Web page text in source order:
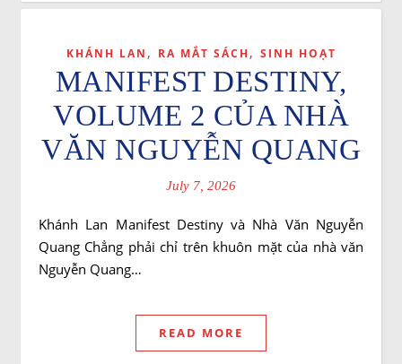
KHÁNH LAN , RA MẮT SÁCH , SINH HOẠT
MANIFEST DESTINY,
VOLUME 2 CỦA NHÀ
VĂN NGUYỄN QUANG
July 7, 2026
Khánh Lan Manifest Destiny và Nhà Văn Nguyễn
Quang Chẳng phải chỉ trên khuôn mặt của nhà văn
Nguyễn Quang…
READ MORE